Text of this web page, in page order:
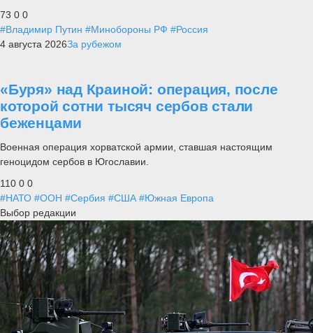
73 0 0
#Владимир Путин #Минобороны РФ #Россия
4 августа 2026За рубежом
«Буря» над Краиной: операция, после
которой сотни тысяч сербов стали
беженцами
Военная операция хорватской армии, ставшая настоящим
геноцидом сербов в Югославии.
110 0 0
#НАТО #ООН #Сербия #США #Южная Европа
Выбор редакции